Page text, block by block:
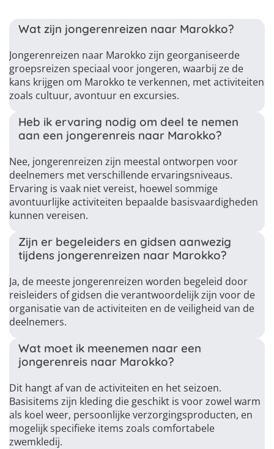
Wat zijn jongerenreizen naar Marokko?
Jongerenreizen naar Marokko zijn georganiseerde
groepsreizen speciaal voor jongeren, waarbij ze de
kans krijgen om Marokko te verkennen, met activiteiten
zoals cultuur, avontuur en excursies.
Heb ik ervaring nodig om deel te nemen
aan een jongerenreis naar Marokko?
Nee, jongerenreizen zijn meestal ontworpen voor
deelnemers met verschillende ervaringsniveaus.
Ervaring is vaak niet vereist, hoewel sommige
avontuurlijke activiteiten bepaalde basisvaardigheden
kunnen vereisen.
Zijn er begeleiders en gidsen aanwezig
tijdens jongerenreizen naar Marokko?
Ja, de meeste jongerenreizen worden begeleid door
reisleiders of gidsen die verantwoordelijk zijn voor de
organisatie van de activiteiten en de veiligheid van de
deelnemers.
Wat moet ik meenemen naar een
jongerenreis naar Marokko?
Dit hangt af van de activiteiten en het seizoen.
Basisitems zijn kleding die geschikt is voor zowel warm
als koel weer, persoonlijke verzorgingsproducten, en
mogelijk specifieke items zoals comfortabele
zwemkledij.